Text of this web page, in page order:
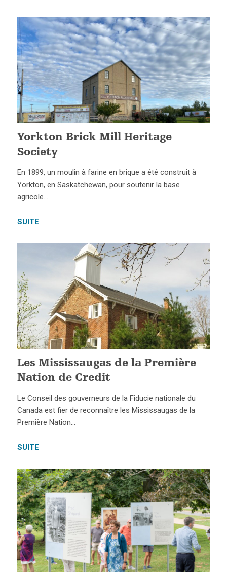
Yorkton Brick Mill Heritage
Society
En 1899, un moulin à farine en brique a été construit à
Yorkton, en Saskatchewan, pour soutenir la base
agricole…
SUITE
Les Mississaugas de la Première
Nation de Credit
Le Conseil des gouverneurs de la Fiducie nationale du
Canada est fier de reconnaître les Mississaugas de la
Première Nation…
SUITE